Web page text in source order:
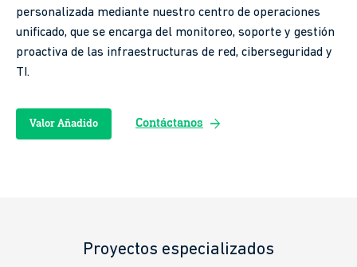
personalizada mediante nuestro centro de operaciones
unificado, que se encarga del monitoreo, soporte y gestión
proactiva de las infraestructuras de red, ciberseguridad y
TI.
Valor Añadido Contáctanos arrow_forward
Proyectos especializados